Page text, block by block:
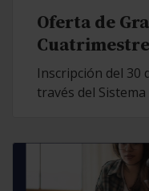
Oferta de
Inscripción del 30
través del Sistema